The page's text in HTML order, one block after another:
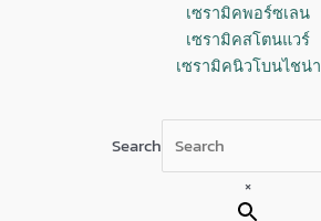
เซรามิคพอร์ซเลน
เซรามิคสโตนแวร์
เซรามิคนิวโบนไชน่า
Search
×